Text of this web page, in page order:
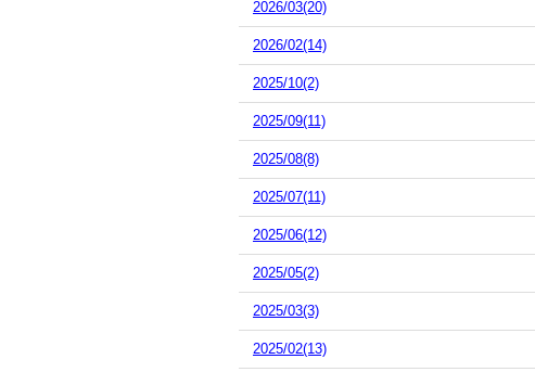
2026/03(20)
2026/02(14)
2025/10(2)
2025/09(11)
2025/08(8)
2025/07(11)
2025/06(12)
2025/05(2)
2025/03(3)
2025/02(13)